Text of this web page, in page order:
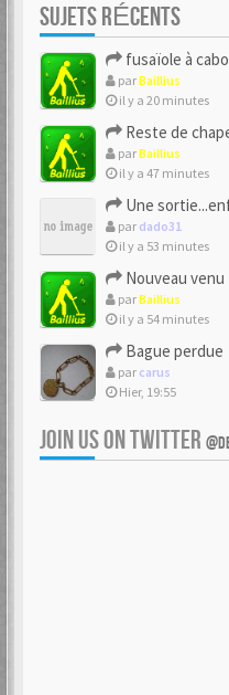
SUJETS RÉCENTS
fusaïole à
parBaillius
il y a 20 minutes
Reste de
parBaillius
il y a 47 minutes
Une
par dado31
il y a 53 minutes
Nouveau venu
parBaillius
il y a 54 minutes
Bague perdue
par carus
Hier, 19:55
JOIN US ON TWITTER